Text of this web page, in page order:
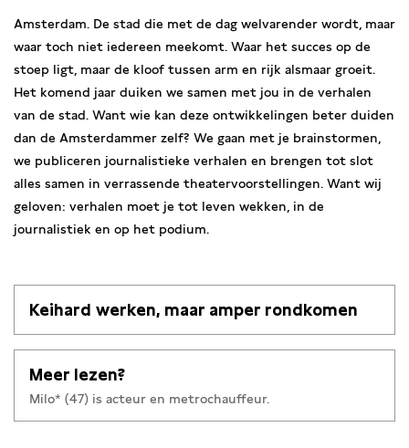
Amsterdam. De stad die met de dag welvarender wordt, maar
waar toch niet iedereen meekomt. Waar het succes op de
stoep ligt, maar de kloof tussen arm en rijk alsmaar groeit.
Het komend jaar duiken we samen met jou in de verhalen
van de stad. Want wie kan deze ontwikkelingen beter duiden
dan de Amsterdammer zelf? We gaan met je brainstormen,
we publiceren journalistieke verhalen en brengen tot slot
alles samen in verrassende theatervoorstellingen. Want wij
geloven: verhalen moet je tot leven wekken, in de
journalistiek en op het podium.
Keihard werken, maar amper rondkomen
Meer lezen?
Milo* (47) is acteur en metrochauffeur.